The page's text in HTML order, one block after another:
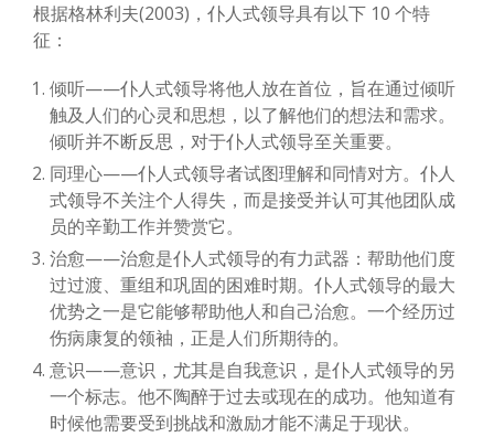
根据格林利夫(2003)，仆人式领导具有以下 10 个特
征：
倾听——仆人式领导将他人放在首位，旨在通过倾听
触及人们的心灵和思想，以了解他们的想法和需求。
倾听并不断反思，对于仆人式领导至关重要。
同理心——仆人式领导者试图理解和同情对方。仆人
式领导不关注个人得失，而是接受并认可其他团队成
员的辛勤工作并赞赏它。
治愈——治愈是仆人式领导的有力武器：帮助他们度
过过渡、重组和巩固的困难时期。仆人式领导的最大
优势之一是它能够帮助他人和自己治愈。一个经历过
伤病康复的领袖，正是人们所期待的。
意识——意识，尤其是自我意识，是仆人式领导的另
一个标志。他不陶醉于过去或现在的成功。他知道有
时候他需要受到挑战和激励才能不满足于现状。